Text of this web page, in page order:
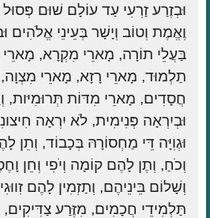
וּבְזֶרַע זַרְעִי עַד עוֹלָם שׁוּם
וֶאֱמֶת וְטוֹב וְיָשָׁר בְּעֵינֵי אֱלֹהִים
בַּעֲלֵי תוֹרָה, מָארֵי מִקְרָא,
תַלְמוּד, מָארֵי רָזָא, מָארֵי מִצְוָה,
חֲסָדִים, מָארֵי מִדּוֹת תְּרוּמִיּות,
וּבְיִרְאָה פְּנִימִית, לֹא יִרְאָה
וּגְוִיָּה דֵּי מַחְסוֹרָהּ בְּכָבוֹד, וְתֵן
וְכֹחַ, וְתֶן לָהֶם קוֹמָה וְיֹפִי וְחֵן
וְשָׁלוֹם בֵּינֵיהֶם, וְתַזְמִין לָהֶם
תַּלְמִידֵי חֲכָמִים, מִזֶּרַע צַדִּיקִים,